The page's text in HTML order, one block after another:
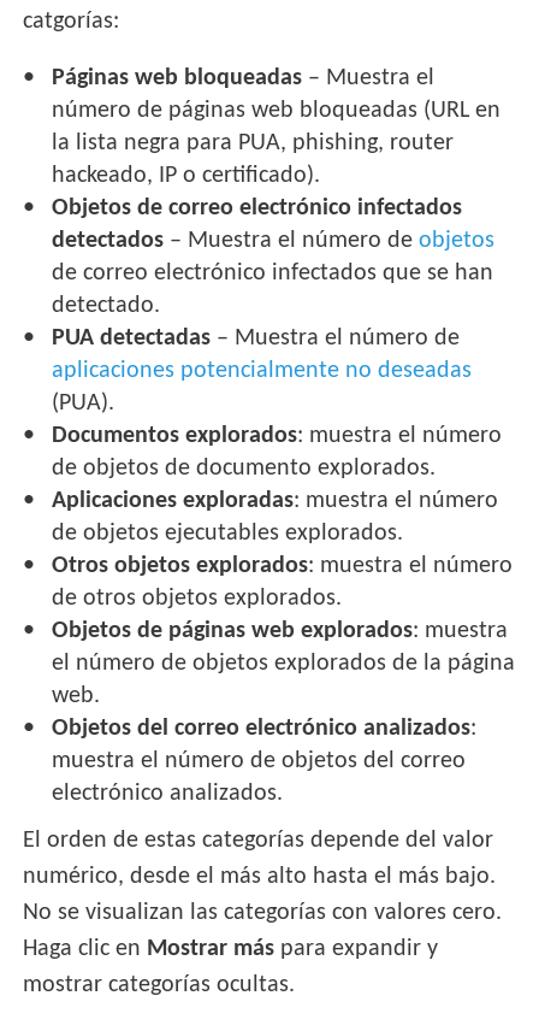
catgorías:
Páginas web bloqueadas – Muestra el
número de páginas web bloqueadas (URL en
la lista negra para PUA, phishing, router
hackeado, IP o certificado).
Objetos de correo electrónico infectados
detectados – Muestra el número deobjetos
de correo electrónico infectados que se han
detectado.
PUA detectadas – Muestra el número de
aplicaciones potencialmente no deseadas
(PUA).
Documentos explorados: muestra el número
de objetos de documento explorados.
Aplicaciones exploradas: muestra el número
de objetos ejecutables explorados.
Otros objetos explorados: muestra el número
de otros objetos explorados.
Objetos de páginas web explorados: muestra
el número de objetos explorados de la página
web.
Objetos del correo electrónico analizados:
muestra el número de objetos del correo
electrónico analizados.
El orden de estas categorías depende del valor
numérico, desde el más alto hasta el más bajo.
No se visualizan las categorías con valores cero.
Haga clic en Mostrar más para expandir y
mostrar categorías ocultas.